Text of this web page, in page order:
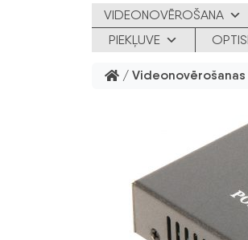
VIDEONOVĒROŠANA
PIEKĻUVE
/ Videonovērošanas